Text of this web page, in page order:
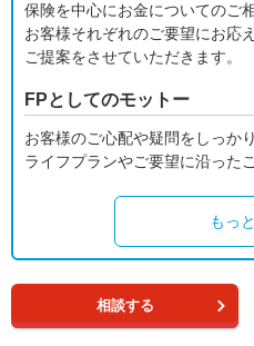
保険を中心にお金についてのご
お客様それぞれのご要望にお応
ご提案をさせていただきます。
FPとしてのモットー
お客様のご心配や疑問をしっか
ライフプランやご要望に沿った
もっ
相談する